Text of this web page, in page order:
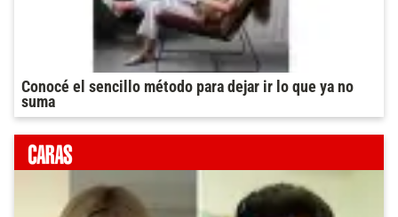
Conocé el sencillo método para dejar ir lo que ya no
suma